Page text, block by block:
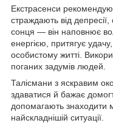
Екстрасенси
страждають від депресії,
сонця — він наповнює
енергією, притягує
особистому житті.
поганих задумів людей.
Талісмани з яскравим
здаватися й бажає
допомагають знаходити
найскладнішій ситуації.